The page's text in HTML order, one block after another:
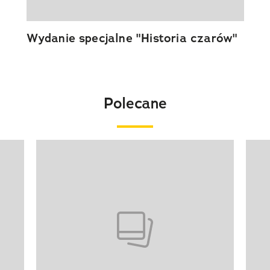
Wydanie specjalne "Historia czarów"
Polecane